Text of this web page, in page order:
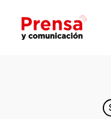
main